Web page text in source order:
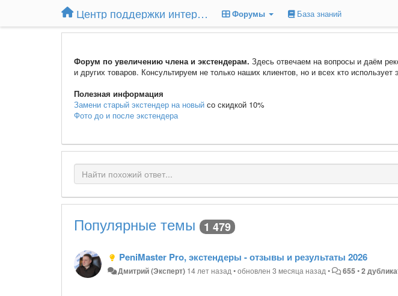
Центр поддержки интернет-магазина Extender24.ru Форумы База знаний
Форум по увеличению члена и экстендерам. Здесь отвечаем на вопросы и даём
и других товаров. Консультируем не только наших клиентов, но и всех кто
Полезная информация
Замени старый экстендер на новый со скидкой 10%
Фото до и после экстендера
Популярные темы 1 479
PeniMaster Pro, экстендеры - отзывы и результаты 2026
Дмитрий (Эксперт) 14 лет назад•обновлен3 месяца назад• 655•2